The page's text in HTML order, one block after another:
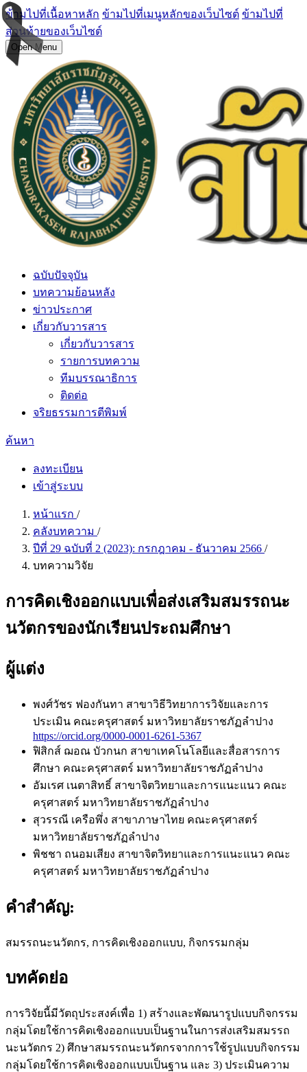
ข้ามไปที่เนื้อหาหลัก ข้ามไปที่เมนูหลักของเว็บไซต์ ข้ามไปที่
ส่วนท้ายของเว็บไซต์
Open Menu
ฉบับปัจจุบัน
บทความย้อนหลัง
ข่าวประกาศ
เกี่ยวกับวารสาร
เกี่ยวกับวารสาร
รายการบทความ
ทีมบรรณาธิการ
ติดต่อ
จริยธรรมการตีพิมพ์
ค้นหา
ลงทะเบียน
เข้าสู่ระบบ
หน้าแรก /
คลังบทความ /
ปีที่ 29 ฉบับที่ 2 (2023): กรกฎาคม - ธันวาคม 2566 /
บทความวิจัย
การคิดเชิงออกแบบเพื่อส่งเสริมสมรรถนะ
นวัตกรของนักเรียนประถมศึกษา
ผู้แต่ง
พงศ์วัชร ฟองกันทา สาขาวิธีวิทยาการวิจัยและการ
ประเมิน คณะครุศาสตร์ มหาวิทยาลัยราชภัฏลำปาง
https://orcid.org/0000-0001-6261-5367
ฟิสิกส์ ฌอณ บัวกนก สาขาเทคโนโลยีและสื่อสารการ
ศึกษา คณะครุศาสตร์ มหาวิทยาลัยราชภัฏลำปาง
อัมเรศ เนตาสิทธิ์ สาขาจิตวิทยาและการแนะแนว คณะ
ครุศาสตร์ มหาวิทยาลัยราชภัฏลำปาง
สุวรรณี เครือพึ่ง สาขาภาษาไทย คณะครุศาสตร์
มหาวิทยาลัยราชภัฏลำปาง
พิชชา ถนอมเสียง สาขาจิตวิทยาและการแนะแนว คณะ
ครุศาสตร์ มหาวิทยาลัยราชภัฏลำปาง
คำสำคัญ:
สมรรถนะนวัตกร, การคิดเชิงออกแบบ, กิจกรรมกลุ่ม
บทคัดย่อ
การวิจัยนี้มีวัตถุประสงค์เพื่อ 1) สร้างและพัฒนารูปแบบกิจกรรม
กลุ่มโดยใช้การคิดเชิงออกแบบเป็นฐานในการส่งเสริมสมรรถ
นะนวัตกร 2) ศึกษาสมรรถนะนวัตกรจากการใช้รูปแบบกิจกรรม
กลุ่มโดยใช้การคิดเชิงออกแบบเป็นฐาน และ 3) ประเมินความ